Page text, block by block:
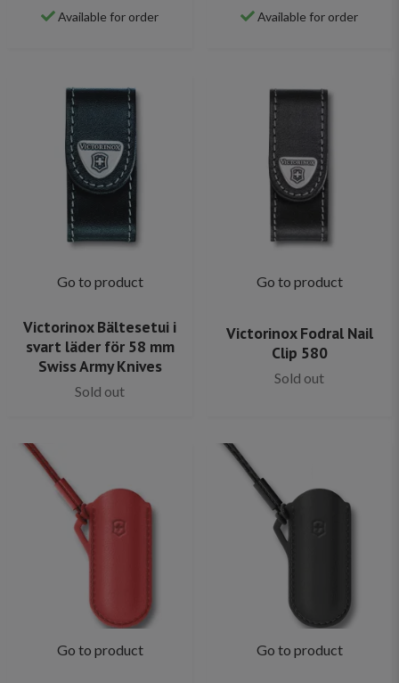
Available for order Available for order
Go to product
Victorinox Bältesetui i
svart läder för 58 mm
Swiss Army Knives
Sold out
Go to product
Victorinox Fodral Nail
Clip 580
Sold out
Go to product Go to product